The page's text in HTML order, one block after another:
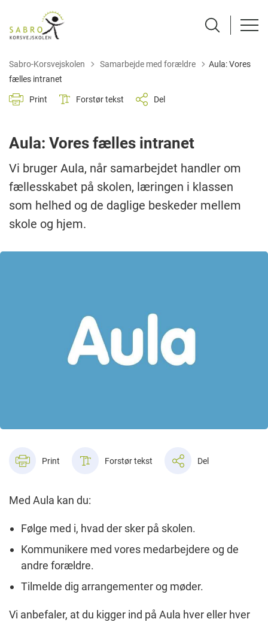
Sabro-Korsvejskolen Tilbage til
Samarbejde med forældre
Aula: Vores
fælles intranet
Print Forstør tekst Del
Aula: Vores fælles intranet
Vi bruger Aula, når samarbejdet handler om
fællesskabet på skolen, læringen i klassen
som helhed og de daglige beskeder mellem
skole og hjem.
Print Forstør tekst Del
Med Aula kan du:
Følge med i, hvad der sker på skolen.
Kommunikere med vores medarbejdere og de
andre forældre.
Tilmelde dig arrangementer og møder.
Vi anbefaler, at du kigger ind på Aula hver eller hver